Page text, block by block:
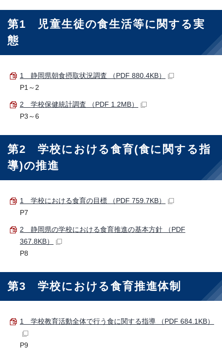
第1 児童生徒の食生活等に関する実
態
1 静岡県朝食摂取状況調査 （PDF 880.4KB）
P1～2
2 学校保健統計調査 （PDF 1.2MB）
P3～6
第2 学校における食育(食に関する指
導)の推進
1 学校における食育の目標 （PDF 759.7KB）
P7
2 静岡県の学校における食育推進の基本方針 （PDF
367.8KB）
P8
第3 学校における食育推進体制
1 学校教育活動全体で行う食に関する指導 （PDF 684.1KB）
P9